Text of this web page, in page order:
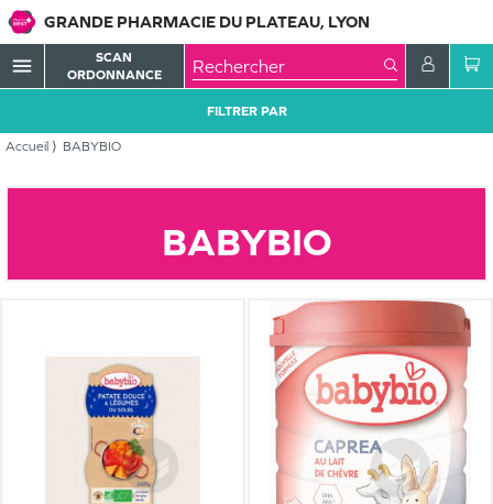
GRANDE PHARMACIE DU PLATEAU, LYON
menu
SCAN
ORDONNANCE
Accueil BABYBIO
FILTRER PAR
BABYBIO